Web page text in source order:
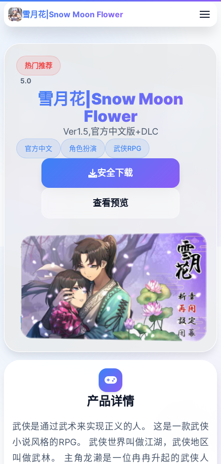
雪月花|Snow Moon Flower
热门推荐
5.0
雪月花|Snow Moon
Flower
Ver1.5,官方中文版+DLC
官方中文 角色扮演 武侠RPG
安全下载
查看预览
产品详情
武侠是通过武术来实现正义的人。 这是一款武侠
小说风格的RPG。 武侠世界叫做江湖，武侠地区
叫做武林。 主角龙濑是一位冉冉升起的武侠人